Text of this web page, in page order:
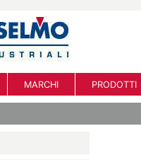
MARCHI PRODOTTI